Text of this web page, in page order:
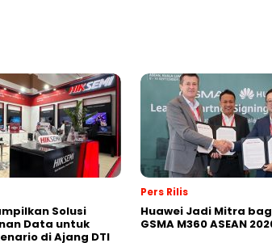
Solusi
Data untuk
di Ajang DTI
Pers Rilis
Huawei Jadi Mitra
GSMA M360 ASEAN